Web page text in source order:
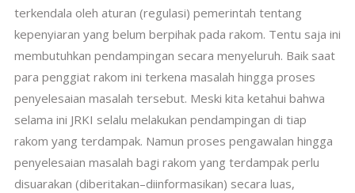
terkendala oleh aturan (regulasi) pemerintah tentang
kepenyiaran yang belum berpihak pada rakom. Tentu saja ini
membutuhkan pendampingan secara menyeluruh. Baik saat
para penggiat rakom ini terkena masalah hingga proses
penyelesaian masalah tersebut. Meski kita ketahui bahwa
selama ini JRKI selalu melakukan pendampingan di tiap
rakom yang terdampak. Namun proses pengawalan hingga
penyelesaian masalah bagi rakom yang terdampak perlu
disuarakan (diberitakan–diinformasikan) secara luas,